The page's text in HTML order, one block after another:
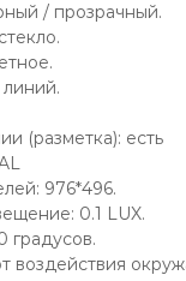
/ прозрачный.
(разметка): есть
976*496.
0.1 LUX.
градусов.
воздействия